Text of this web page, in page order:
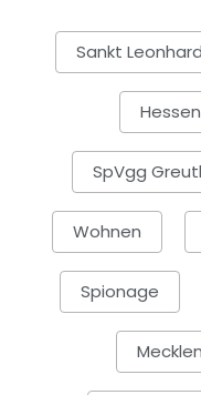
Sankt
Hessen
SpVgg
Wohnen
Spionage